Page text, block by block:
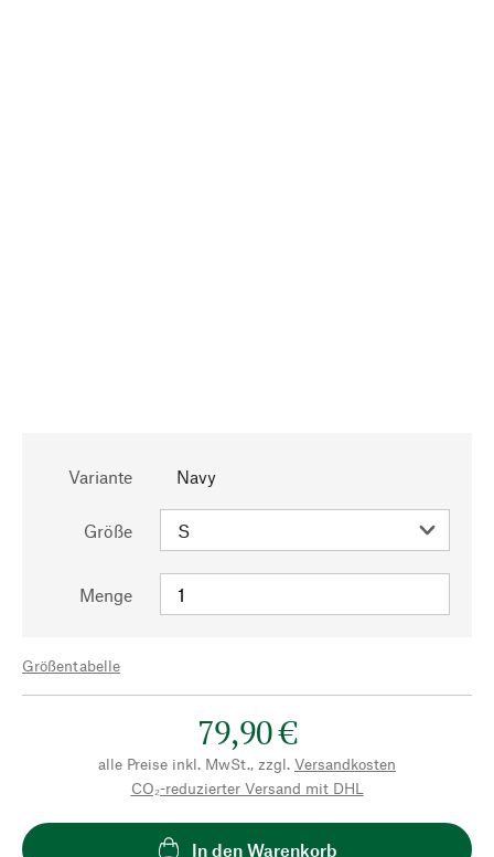
Variante Navy
Größe
Menge
Größentabelle
79,90 €
alle Preise inkl. MwSt., zzgl. Versandkosten
CO₂-reduzierter Versand mit DHL
In den Warenkorb